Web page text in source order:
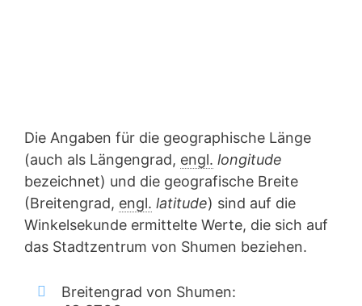
Die Angaben für die geographische Länge
(auch als Längengrad, engl. longitude
bezeichnet) und die geografische Breite
(Breitengrad, engl. latitude) sind auf die
Winkelsekunde ermittelte Werte, die sich auf
das Stadtzentrum von Shumen beziehen.
Breitengrad von Shumen: